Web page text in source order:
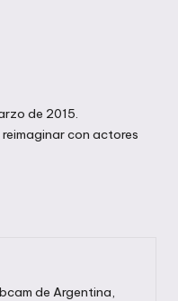
de 2015.
con actores
de Argentina,